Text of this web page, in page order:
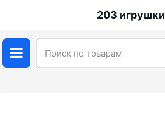
203 игрушки